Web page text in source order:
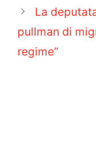
La
pullman di
regime”